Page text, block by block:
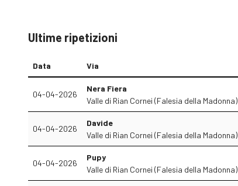
Ultime ripetizioni
Data Via
04-04-2026
Nera Fiera
Valle di Rian Cornei (Falesia della Madonna)
04-04-2026
Davide
Valle di Rian Cornei (Falesia della Madonna)
04-04-2026
Pupy
Valle di Rian Cornei (Falesia della Madonna)